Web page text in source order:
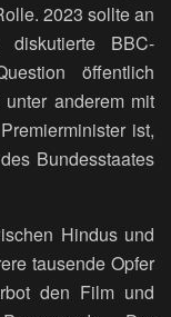
2023 sollte an
BBC-
öffentlich
anderem mit
ist,
Bundesstaates
Hindus und
tausende Opfer
den Film und